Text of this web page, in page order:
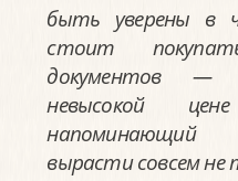
быть уверены в
стоит
документов —
невысокой
напоминающий
вырасти совсем не